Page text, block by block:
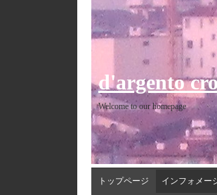
d'argento
Welcome to our homepage
トップページ インフォメー